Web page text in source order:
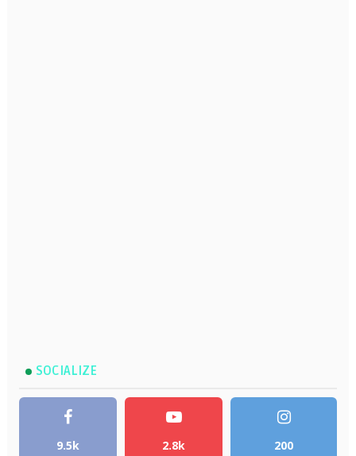
SOCIALIZE
9.5k 2.8k 200